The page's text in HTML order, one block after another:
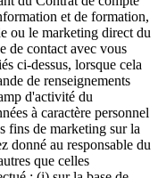
et de formation,
ou le marketing direct du
de contact avec vous
ci-dessus, lorsque cela
de renseignements
d'activité du
à caractère personnel
fins de marketing sur la
donné au responsable du
que celles